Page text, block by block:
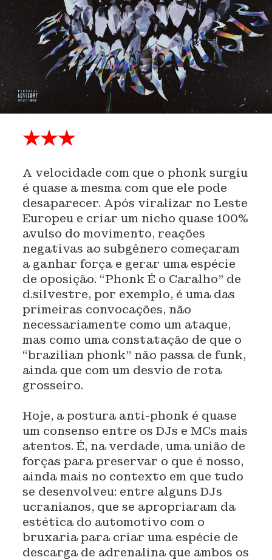
★★★
A velocidade com que o phonk surgiu
é quase a mesma com que ele pode
desaparecer. Após viralizar no Leste
Europeu e criar um nicho quase 100%
avulso do movimento, reações
negativas ao subgênero começaram
a ganhar força e gerar uma espécie
de oposição. “Phonk É o Caralho” de
d.silvestre, por exemplo, é uma das
primeiras convocações, não
necessariamente como um ataque,
mas como uma constatação de que o
“brazilian phonk” não passa de funk,
ainda que com um desvio de rota
grosseiro.
Hoje, a postura anti-phonk é quase
um consenso entre os DJs e MCs mais
atentos. É, na verdade, uma união de
forças para preservar o que é nosso,
ainda mais no contexto em que tudo
se desenvolveu: entre alguns DJs
ucranianos, que se apropriaram da
estética do automotivo com o
bruxaria para criar uma espécie de
descarga de adrenalina que ambos os